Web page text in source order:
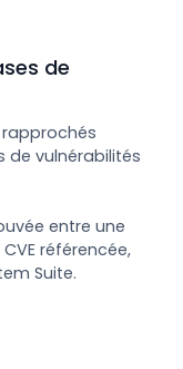
de
vulnérabilités
entre une
référencée,
Suite.